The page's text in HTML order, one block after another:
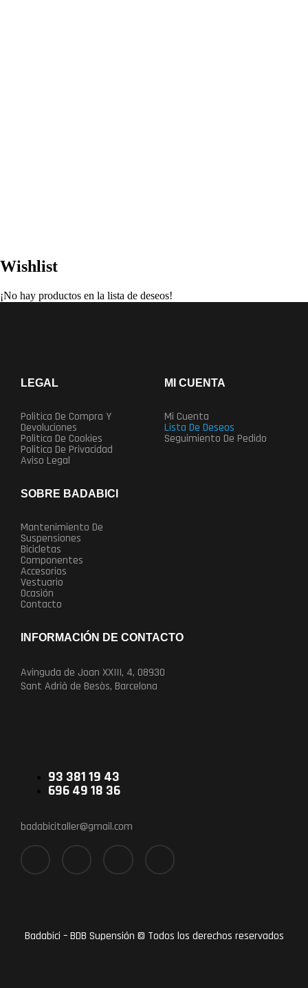
Wishlist
¡No hay productos en la lista de deseos!
LEGAL
Politica De Compra Y
Devoluciones
Politica De Cookies
Politica De Privacidad
Aviso Legal
MI CUENTA
Mi Cuenta
Lista De Deseos
Seguimiento De Pedido
SOBRE BADABICI
Mantenimiento De
Suspensiones
Bicicletas
Componentes
Accesorios
Vestuario
Ocasión
Contacto
INFORMACIÓN DE CONTACTO
Avinguda de Joan XXIII, 4, 08930
Sant Adrià de Besòs, Barcelona
93 381 19 43
696 49 18 36
badabicitaller@gmail.com
Badabici – BDB Supensión © Todos los derechos reservados